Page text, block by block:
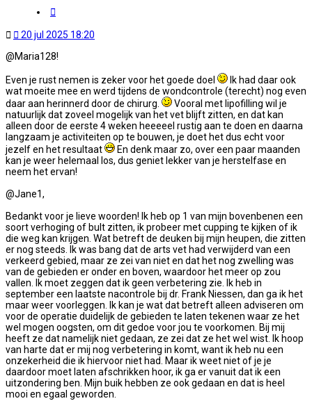
Ongelezen
bericht
20 jul 2025 18:20
@Maria128!
Even je rust nemen is zeker voor het goede doel
Ik had daar ook
wat moeite mee en werd tijdens de wondcontrole (terecht) nog even
daar aan herinnerd door de chirurg.
Vooral met lipofilling wil je
natuurlijk dat zoveel mogelijk van het vet blijft zitten, en dat kan
alleen door de eerste 4 weken heeeeel rustig aan te doen en daarna
langzaam je activiteiten op te bouwen, je doet het dus echt voor
jezelf en het resultaat
En denk maar zo, over een paar maanden
kan je weer helemaal los, dus geniet lekker van je herstelfase en
neem het ervan!
@Jane1,
Bedankt voor je lieve woorden! Ik heb op 1 van mijn bovenbenen een
soort verhoging of bult zitten, ik probeer met cupping te kijken of ik
die weg kan krijgen. Wat betreft de deuken bij mijn heupen, die zitten
er nog steeds. Ik was bang dat de arts vet had verwijderd van een
verkeerd gebied, maar ze zei van niet en dat het nog zwelling was
van de gebieden er onder en boven, waardoor het meer op zou
vallen. Ik moet zeggen dat ik geen verbetering zie. Ik heb in
september een laatste nacontrole bij dr. Frank Niessen, dan ga ik het
maar weer voorleggen. Ik kan je wat dat betreft alleen adviseren om
voor de operatie duidelijk de gebieden te laten tekenen waar ze het
wel mogen oogsten, om dit gedoe voor jou te voorkomen. Bij mij
heeft ze dat namelijk niet gedaan, ze zei dat ze het wel wist. Ik hoop
van harte dat er mij nog verbetering in komt, want ik heb nu een
onzekerheid die ik hiervoor niet had. Maar ik weet niet of je je
daardoor moet laten afschrikken hoor, ik ga er vanuit dat ik een
uitzondering ben. Mijn buik hebben ze ook gedaan en dat is heel
mooi en egaal geworden.